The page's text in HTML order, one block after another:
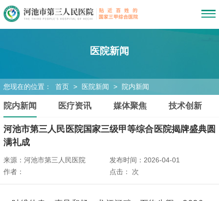
医院新闻
您现在的位置： 首页 > 医院新闻 > 院内新闻
院内新闻 医疗资讯 媒体聚焦 技术创新
河池市第三人民医院国家三级甲等综合医院揭牌盛典圆
满礼成
来源：河池市第三人民医院
发布时间：2026-04-01
作者：
点击： 次